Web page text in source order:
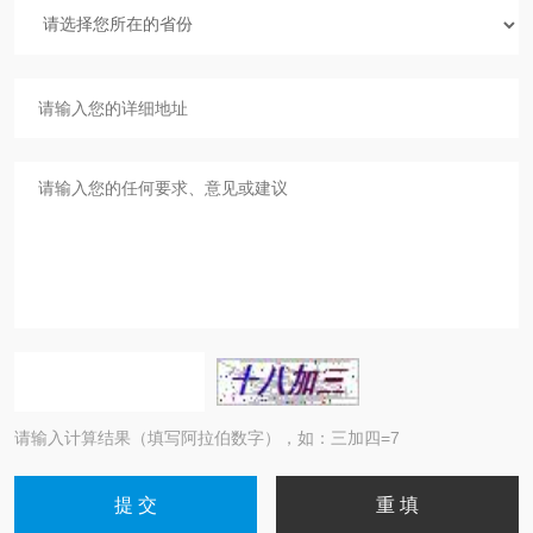
请输入计算结果（填写阿拉伯数字），如：三加四=7